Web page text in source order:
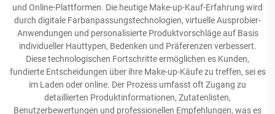
und Online-Plattformen. Die heutige Make-up-Kauf-Erfahrung wird
durch digitale Farbanpassungstechnologien, virtuelle Ausprobier-
Anwendungen und personalisierte Produktvorschläge auf Basis
individueller Hauttypen, Bedenken und Präferenzen verbessert.
Diese technologischen Fortschritte ermöglichen es Kunden,
fundierte Entscheidungen über ihre Make-up-Käufe zu treffen, sei es
im Laden oder online. Der Prozess umfasst oft Zugang zu
detaillierten Produktinformationen, Zutatenlisten,
Benutzerbewertungen und professionellen Empfehlungen, was es